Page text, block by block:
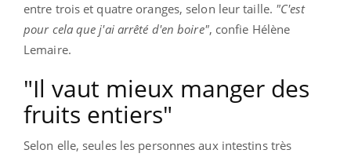
entre trois et quatre oranges, selon leur taille. "C'est
pour cela que j'ai arrêté d'en boire", confie Hélène
Lemaire.
"Il vaut mieux manger des
fruits entiers"
Selon elle, seules les personnes aux intestins très